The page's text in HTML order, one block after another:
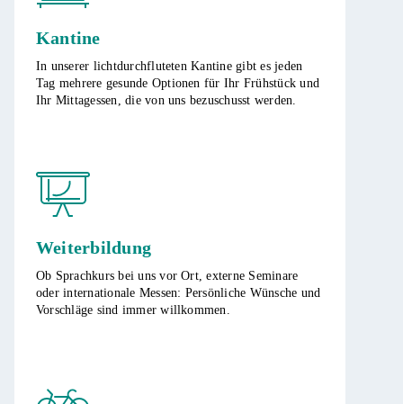
Kantine
In unserer lichtdurchfluteten Kantine gibt es jeden
Tag mehrere gesunde Optionen für Ihr Frühstück und
Ihr Mittagessen, die von uns bezuschusst werden.
Weiterbildung
​Ob Sprachkurs bei uns vor Ort, externe Seminare
oder internationale Messen: Persönliche Wünsche und
Vorschläge sind immer willkommen.